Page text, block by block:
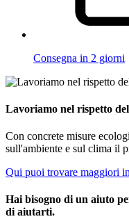
Consegna in 2 giorni
Lavoriamo nel rispetto
Con concrete misure
sull'ambiente e sul clima il
Qui puoi trovare maggiori
Hai bisogno di un aiuto
di aiutarti.